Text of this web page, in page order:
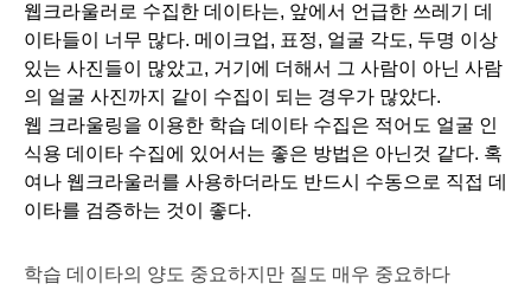
웹크라울러로 수집한 데이타는, 앞에서 언급한 쓰레기 데
이타들이 너무 많다. 메이크업, 표정, 얼굴 각도, 두명 이상
있는 사진들이 많았고, 거기에 더해서 그 사람이 아닌 사람
의 얼굴 사진까지 같이 수집이 되는 경우가 많았다.
웹 크라울링을 이용한 학습 데이타 수집은 적어도 얼굴 인
식용 데이타 수집에 있어서는 좋은 방법은 아닌것 같다. 혹
여나 웹크라울러를 사용하더라도 반드시 수동으로 직접 데
이타를 검증하는 것이 좋다.
학습 데이타의 양도 중요하지만 질도 매우 중요하다